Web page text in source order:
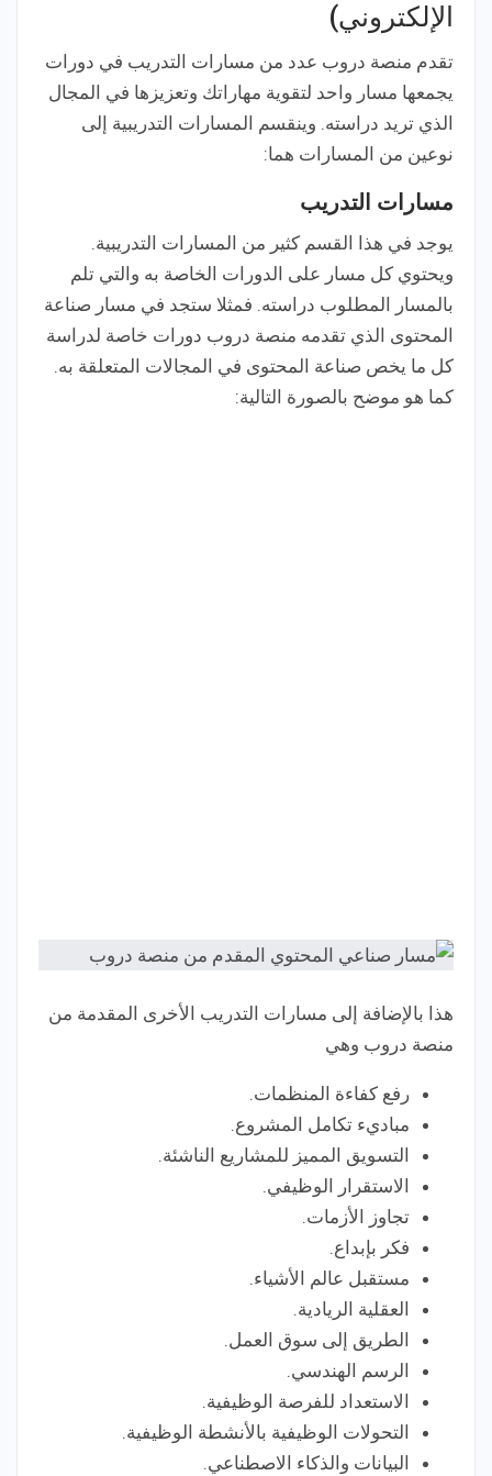
الإلكتروني)
تقدم منصة دروب عدد من مسارات التدريب في دورات
يجمعها مسار واحد لتقوية مهاراتك وتعزيزها في المجال
الذي تريد دراسته. وينقسم المسارات التدريبية إلى
نوعين من المسارات هما:
مسارات التدريب
يوجد في هذا القسم كثير من المسارات التدريبية.
ويحتوي كل مسار على الدورات الخاصة به والتي تلم
بالمسار المطلوب دراسته. فمثلا ستجد في مسار صناعة
المحتوى الذي تقدمه منصة دروب دورات خاصة لدراسة
كل ما يخص صناعة المحتوى في المجالات المتعلقة به.
كما هو موضح بالصورة التالية:
هذا بالإضافة إلى مسارات التدريب الأخرى المقدمة من
منصة دروب وهي
رفع كفاءة المنظمات.
مباديء تكامل المشروع.
التسويق المميز للمشاريع الناشئة.
الاستقرار الوظيفي.
تجاوز الأزمات.
فكر بإبداع.
مستقبل عالم الأشياء.
العقلية الريادية.
الطريق إلى سوق العمل.
الرسم الهندسي.
الاستعداد للفرصة الوظيفية.
التحولات الوظيفية بالأنشطة الوظيفية.
البيانات والذكاء الاصطناعي.